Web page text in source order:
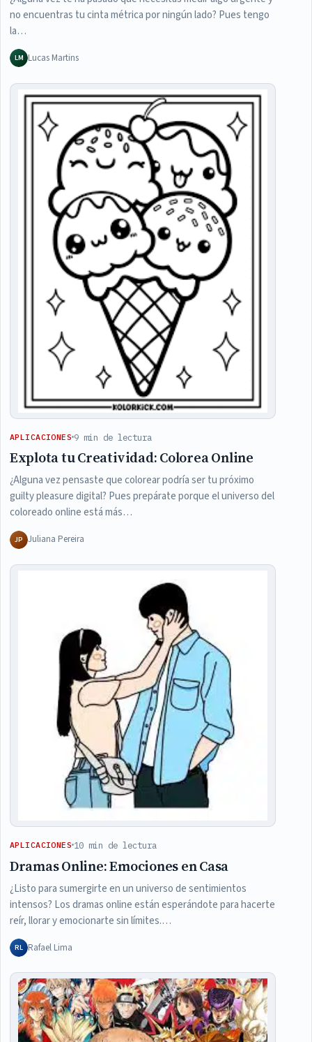
no encuentras tu cinta métrica por ningún lado? Pues tengo
la…
LM Lucas Martins
APLICACIONES 9 min de lectura
Explota tu Creatividad: Colorea Online
¿Alguna vez pensaste que colorear podría ser tu próximo
guilty pleasure digital? Pues prepárate porque el universo del
coloreado online está más…
JP Juliana Pereira
APLICACIONES 10 min de lectura
Dramas Online: Emociones en Casa
¿Listo para sumergirte en un universo de sentimientos
intensos? Los dramas online están esperándote para hacerte
reír, llorar y emocionarte sin límites.…
RL Rafael Lima